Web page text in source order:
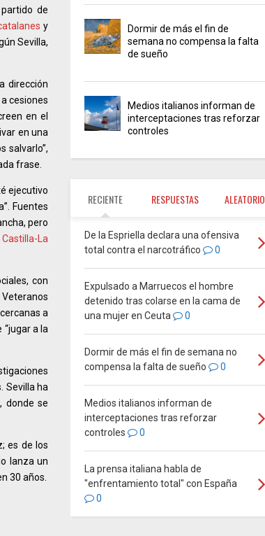
de
y
Sevilla,
dirección
cesiones
en el
en una
salvarlo”,
frase.
ejecutivo
Fuentes
pero
Castilla-La
con
a
a la
Sevilla ha
donde se
es de los
lanza un
30 años.
Dormir de más el fin de
semana no compensa la falta
de sueño
Medios italianos informan de
interceptaciones tras reforzar
controles
RECIENTE RESPUESTAS ALEATORIO
De la Espriella declara una ofensiva
total contra el narcotráfico
0
Expulsado a Marruecos el hombre
detenido tras colarse en la cama de
una mujer en Ceuta
0
Dormir de más el fin de semana no
compensa la falta de sueño
0
Medios italianos informan de
interceptaciones tras reforzar
controles
0
La prensa italiana habla de
"enfrentamiento total" con España
0